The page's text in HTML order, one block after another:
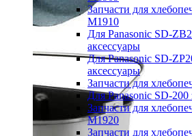
Запчасти для
M1910
Для Panasonic SD-
аксессуары
Для Panasonic SD-
аксессуары
Запчасти для
Для Panasonic SD-200
Запчасти для
M1920
Запчасти для